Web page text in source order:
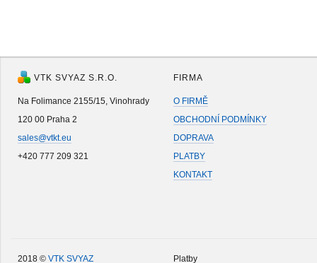
VTK SVYAZ S.R.O.
Na Folimance 2155/15, Vinohrady
120 00 Praha 2
sales@vtkt.eu
+420 777 209 321
FIRMA
O FIRMĚ
OBCHODNÍ PODMÍNKY
DOPRAVA
PLATBY
KONTAKT
2018 © VTK SVYAZ Platby